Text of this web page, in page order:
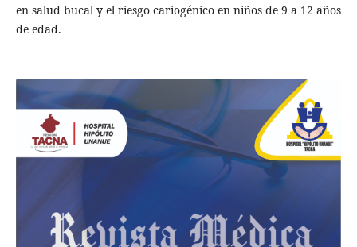
en salud bucal y el riesgo cariogénico en niños de 9 a 12 años
de edad.